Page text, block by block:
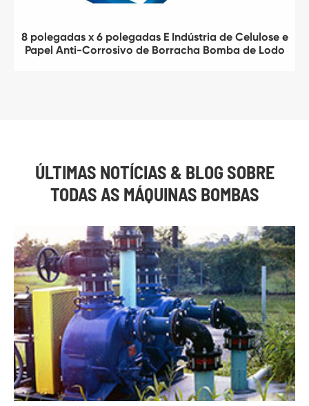
8 polegadas x 6 polegadas E Indústria de Celulose e
Papel Anti-Corrosivo de Borracha Bomba de Lodo
ÚLTIMAS NOTÍCIAS & BLOG SOBRE
TODAS AS MÁQUINAS BOMBAS